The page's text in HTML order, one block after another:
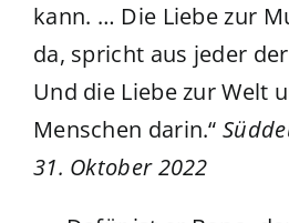
kann. … Die Liebe zur
da, spricht aus jeder
Und die Liebe zur Welt
Menschen darin.“
31. Oktober 2022